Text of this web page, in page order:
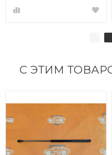
С ЭТИМ